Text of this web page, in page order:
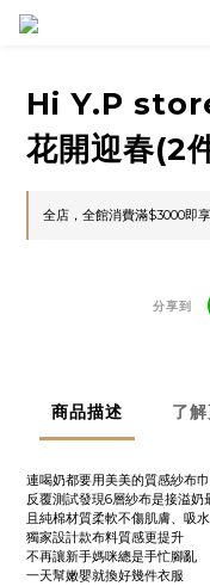
Hi Y.P
花開迎春(2
全店，全館消費滿$3000即
分享到
商品描述 了
連喝奶都要用美美的質感紗布
反覆測試發現6層紗布是接溢奶
且純棉材質柔軟不傷肌膚、吸
獨家設計款布料質感更提升
不再讓新手媽咪總是手忙腳亂
一天幫嫩嬰就換好幾件衣服